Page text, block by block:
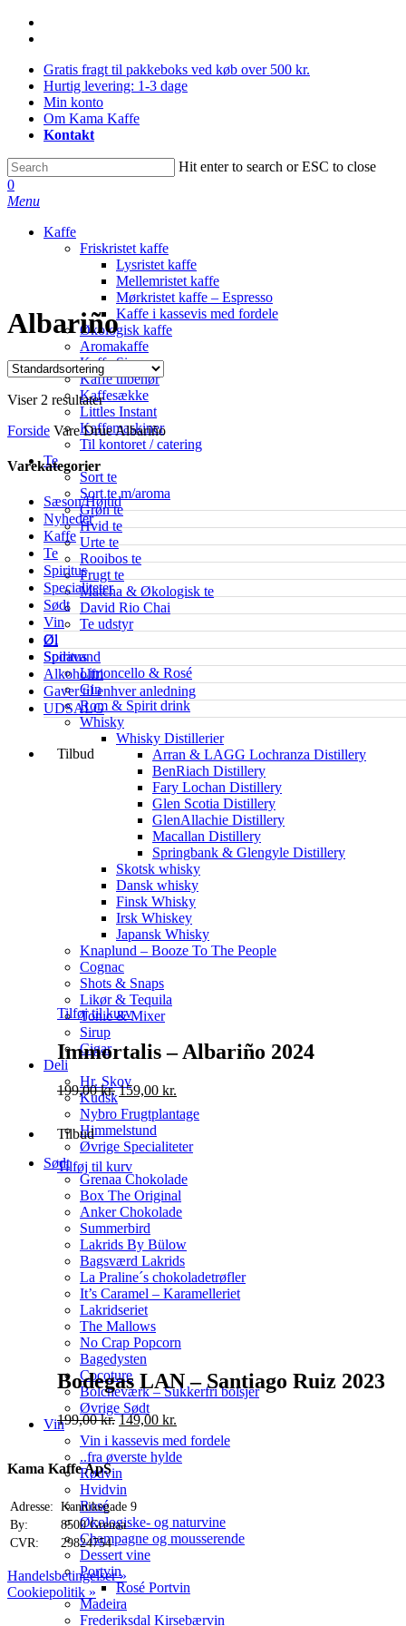
Skip
contentGratis fragt til pakkeboks ved køb over 500 kr.
Hurtig levering: 1-3 dage
Min konto
Om Kama Kaffe
Kontakt
Hit enter to search or ESC to close
Close
Search
0
Menu
Kaffe
Friskristet kaffe
Lysristet kaffe
Mellemristet kaffe
Mørkristet kaffe – Espresso
Kaffe i kassevis med fordele
Økologisk kaffe
Aromakaffe
Kaffe Sirup
Kaffe tilbehør
Kaffesække
Littles Instant
Kaffemaskiner
Til kontoret / catering
Te
Sort te
Sort te m/aroma
Grøn te
Hvid te
Urte te
Rooibos te
Frugt te
Matcha & Økologisk te
David Rio Chai
Te udstyr
Øl
Spiritus
Limoncello & Rosé
Gin
Rom & Spirit drink
Whisky
Whisky Distillerier
Arran & LAGG Lochranza Distillery
BenRiach Distillery
Fary Lochan Distillery
Glen Scotia Distillery
GlenAllachie Distillery
Macallan Distillery
Springbank & Glengyle Distillery
Skotsk whisky
Dansk whisky
Finsk Whisky
Irsk Whiskey
Japansk Whisky
Knaplund – Booze To The People
Cognac
Shots & Snaps
Likør & Tequila
Tonic & Mixer
Sirup
Cigar
Deli
Hr. Skov
Kudsk
Nybro Frugtplantage
Himmelstund
Øvrige Specialiteter
Sødt
Grenaa Chokolade
Box The Original
Anker Chokolade
Summerbird
Lakrids By Bülow
Bagsværd Lakrids
La Praline´s chokoladetrøfler
It’s Caramel – Karamelleriet
Lakridseriet
The Mallows
No Crap Popcorn
Bagedysten
Cocoture
Bolcheværk – Sukkerfri bolsjer
Øvrige Sødt
Vin
Vin i kassevis med fordele
..fra øverste hylde
Rødvin
Hvidvin
Rosé
Økologiske- og naturvine
Champagne og mousserende
Dessert vine
Portvin
Rosé Portvin
Madeira
Frederiksdal Kirsebærvin
Albariño
Viser 2 resultater
Forside Vare DrueAlbariño
Varekategorier
Sæson/Højtid
Nyheder
Kaffe
Te
Spiritus
Specialiteter
Sødt
Vin
Øl
Sodavand
Alkoholfri
Gaver til enhver anledning
UDSALG
Tilbud
Tilføj til kurv
Immortalis – Albariño 2024
199,00kr.Original
price
was:
199,00 kr..
159,00 kr.
is:
Tilbud
Tilføj til kurv
Bodegas LAN – Santiago Ruiz 2023
199,00kr.Original
price
was:
199,00 kr..
149,00 kr.
price
is:
149,00 kr..
Kama Kaffe ApS
Adresse: Kannikegade 9
By:
8500 Grenaa
CVR:
29824754
Handelsbetingelser »
Cookiepolitik »